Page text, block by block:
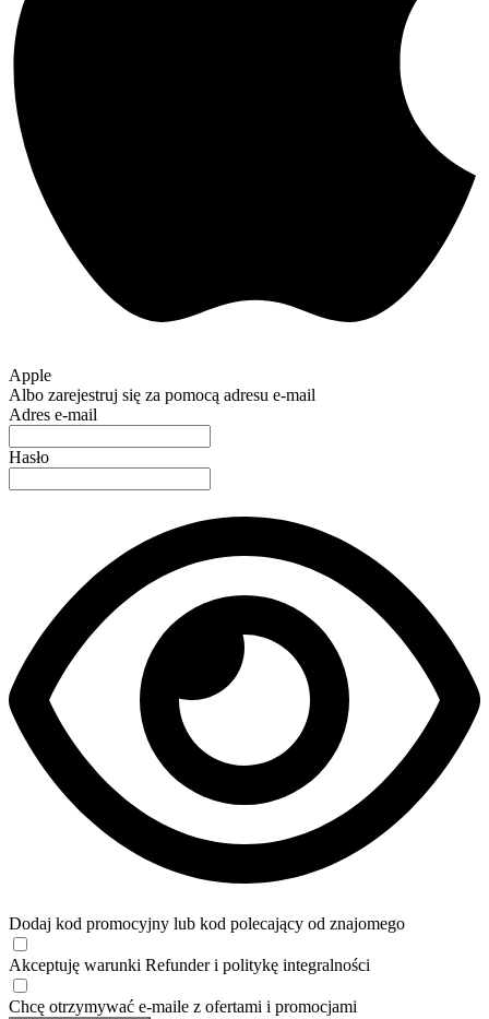
Apple
Albo zarejestruj się za pomocą adresu e-mail
Adres e-mail
Hasło
Dodaj kod promocyjny lub kod polecający od znajomego
Akceptuję warunki Refunder i politykę integralności
Chcę otrzymywać e-maile z ofertami i promocjami